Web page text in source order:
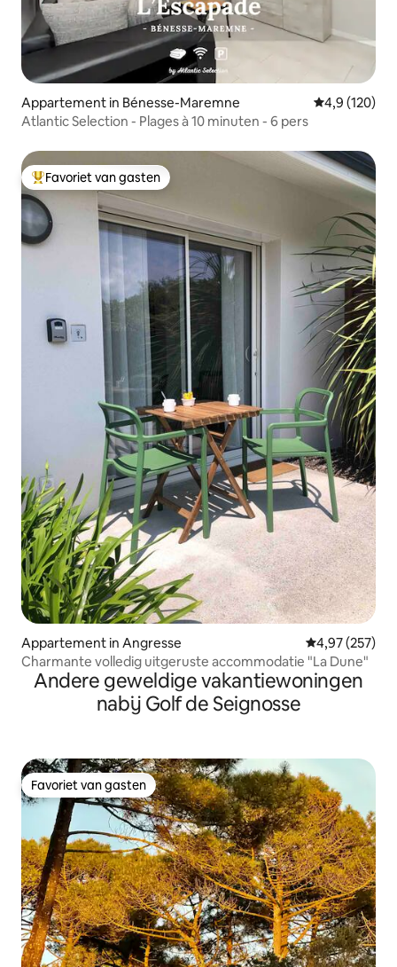
Appartement in Bénesse-Maremne Gemiddelde
4,9 (120)
Atlantic Selection - Plages à 10 minuten - 6 pers
Topfavoriet van gasten
Favoriet van gasten
Appartement in Angresse Gemiddelde
4,97 (257)
Charmante volledig uitgeruste accommodatie "La Dune"
Andere geweldige vakantiewoningen
nabij Golf de Seignosse
Favoriet van gasten
Favoriet van gasten